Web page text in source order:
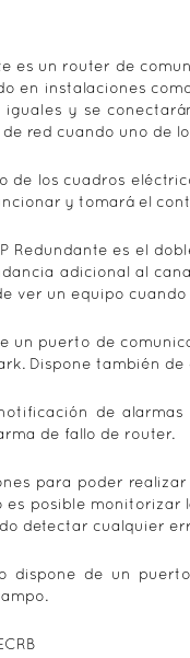
es un router de
en instalaciones
iguales y se
red cuando uno de
de los cuadros
y tomará el
Redundante es el
adicional al
ver un equipo
un puerto de
Dispone también
de
de fallo de router.
para poder
posible monitorizar
detectar cualquier
dispone de un